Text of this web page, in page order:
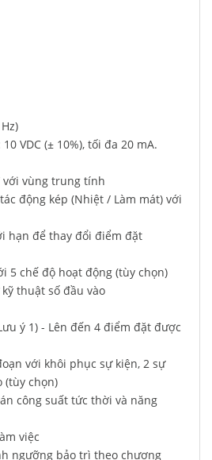
VDC (± 10%), tối đa 20 mA.
với vùng trung tính
động kép (Nhiệt / Làm mát) với
hạn để thay đổi điểm đặt
5 chế độ hoạt động (tùy chọn)
thuật số đầu vào
ý 1) - Lên đến 4 điểm đặt được
với khôi phục sự kiện, 2 sự
(tùy chọn)
công suất tức thời và năng
việc
ngưỡng bảo trì theo chương